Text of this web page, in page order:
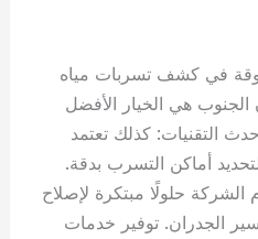
في كشف تسربات مياه
هي الخيار الأفضل
التقنيات: كذلك تعتمد
أماكن التسرب بدقة.
حلولًا مبتكرة لإصلاح
الجدران. توفير خدمات